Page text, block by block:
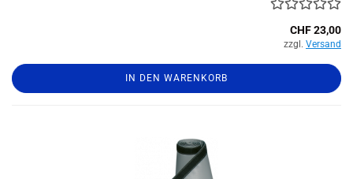
CHF 23,00
zzgl. Versand
IN DEN WARENKORB